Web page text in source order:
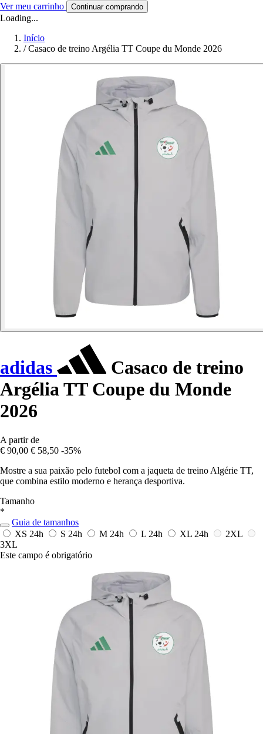
Ver meu carrinho Continuar comprando
Loading...
Início
/ Casaco de treino Argélia TT Coupe du Monde 2026
adidas
Casaco de treino
Argélia TT Coupe du Monde
2026
A partir de
€ 90,00 € 58,50 -35%
Mostre a sua paixão pelo futebol com a jaqueta de treino Algérie TT,
que combina estilo moderno e herança desportiva.
Tamanho
*
Guia de tamanhos
XS 24h S 24h M 24h L 24h XL 24h
2XL
3XL
Este campo é obrigatório